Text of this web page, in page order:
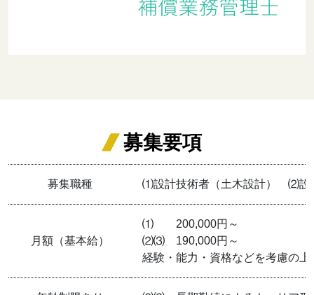
募集要項
募集職種 ⑴設計技術者（土木設計） ⑵
月額（基本給）
⑴ 200,000円～
⑵⑶ 190,000円～
経験・能力・資格などを考慮の上